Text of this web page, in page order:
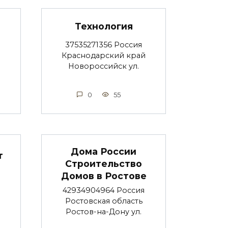
Технология
37535271356 Россия
Краснодарский край
Новороссийск ул.
0 55
Дома России
Строительство
Домов в Ростове
42934904964 Россия
Ростовская область
Ростов-на-Дону ул.